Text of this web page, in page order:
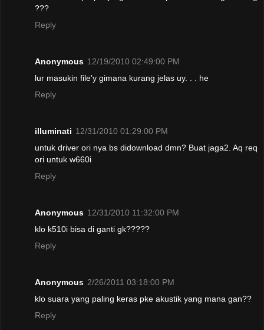
???
Reply
Anonymous 12/19/2010 02:49:00 PM
lur masukin file'y gimana kurang jelas uy. . . he
Reply
illuminati 12/31/2010 01:29:00 PM
untuk driver ori nya bs didownload dmn? Buat jaga2. Aq req
ori untuk w660i
Reply
Anonymous 12/31/2010 11:32:00 PM
klo k510i bisa di ganti gk?????
Reply
Anonymous 2/26/2011 03:18:00 PM
klo suara yang paling keras pke akustik yang mana gan??
Reply